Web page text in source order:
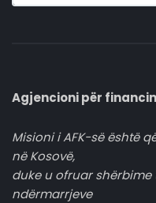
Agjencioni për
Misioni i AFK-së është
në Kosovë,
duke u ofruar
ndërmarrjeve